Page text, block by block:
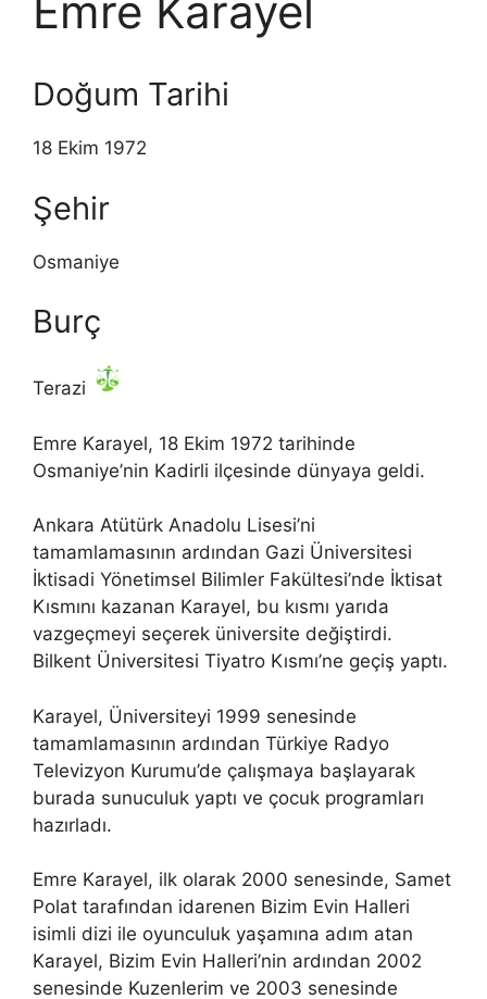
Emre Karayel
Doğum Tarihi
18 Ekim 1972
Şehir
Osmaniye
Burç
Terazi
Emre Karayel, 18 Ekim 1972 tarihinde
Osmaniye’nin Kadirli ilçesinde dünyaya geldi.
Ankara Atütürk Anadolu Lisesi’ni
tamamlamasının ardından Gazi Üniversitesi
İktisadi Yönetimsel Bilimler Fakültesi’nde İktisat
Kısmını kazanan Karayel, bu kısmı yarıda
vazgeçmeyi seçerek üniversite değiştirdi.
Bilkent Üniversitesi Tiyatro Kısmı’ne geçiş yaptı.
Karayel, Üniversiteyi 1999 senesinde
tamamlamasının ardından Türkiye Radyo
Televizyon Kurumu’de çalışmaya başlayarak
burada sunuculuk yaptı ve çocuk programları
hazırladı.
Emre Karayel, ilk olarak 2000 senesinde, Samet
Polat tarafından idarenen Bizim Evin Halleri
isimli dizi ile oyunculuk yaşamına adım atan
Karayel, Bizim Evin Halleri’nin ardından 2002
senesinde Kuzenlerim ve 2003 senesinde